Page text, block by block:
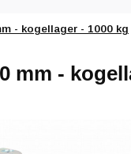
- kogellager - 1000 kg
mm -